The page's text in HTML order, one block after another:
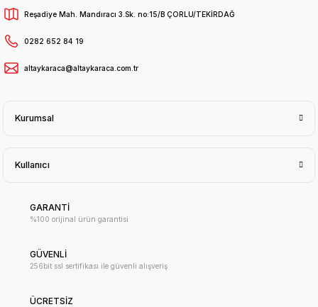
Reşadiye Mah. Mandıracı 3.Sk. no:15/B ÇORLU/TEKİRDAĞ
0282 652 84 19
altaykaraca@altaykaraca.com.tr
Kurumsal
Kullanıcı
GARANTİ
%100 orijinal ürün garantisi
GÜVENLİ
256bit ssl sertifikası ile güvenli alışveriş
ÜCRETSİZ